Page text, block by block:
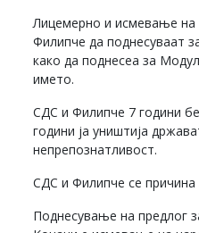
Лицемерно и исмевање
Филипче да поднесуваат
како да поднесеа за
името.
СДС и Филипче 7 години
години ја уништија
непрепознатливост.
СДС и Филипче се причина
Поднесување на предлог